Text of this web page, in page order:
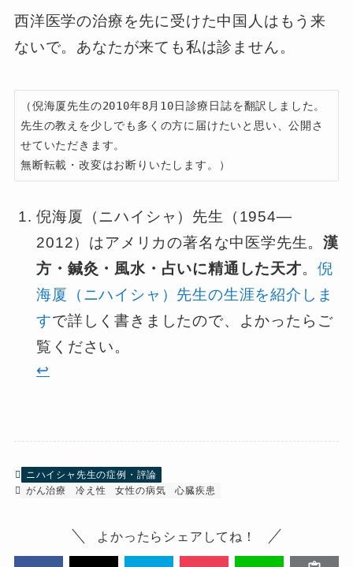
西洋医学の治療を先に受けた中国人はもう来
ないで。あなたが来ても私は診ません。
（倪海厦先生の2010年8月10日診療日誌を翻訳しました。
先生の教えを少しでも多くの方に届けたいと思い、公開さ
せていただきます。
無断転載・改変はお断りいたします。）
倪海厦（ニハイシャ）先生（1954—
2012）はアメリカの著名な中医学先生。漢
方・鍼灸・風水・占いに精通した天才。 倪
海厦（ニハイシャ）先生の生涯を紹介しま
すで詳しく書きましたので、よかったらご
覧ください。
↩︎
ニハイシャ先生の症例・評論
がん治療
冷え性 女性の病気 心臓疾患
よかったらシェアしてね！